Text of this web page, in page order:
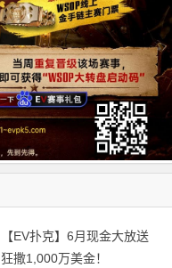
【EV扑克】6月现金大放送
狂撒1,000万美金！